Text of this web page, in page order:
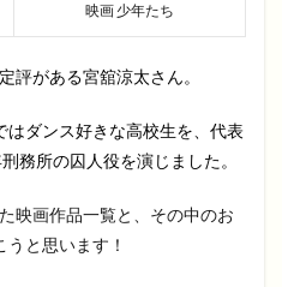
映画 少年たち
評がある宮舘涼太さん。
ダンス好きな高校生を、代表
務所の囚人役を演じました。
映画作品一覧と、その中のお
と思います！